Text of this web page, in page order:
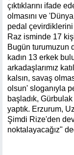
çıktıklarını ifade
olmasını ve
pedal
Raz isminde 17
Bugün turumuzun
kadın 13 erkek
arkadaşlarımız
kalsın, savaş
olsun' sloganıyla
başladık,
yaptık. Erzurum,
Şimdi Rize'den
noktalayacağız"